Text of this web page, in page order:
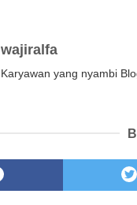
wajiralfa
Karyawan yang nyambi